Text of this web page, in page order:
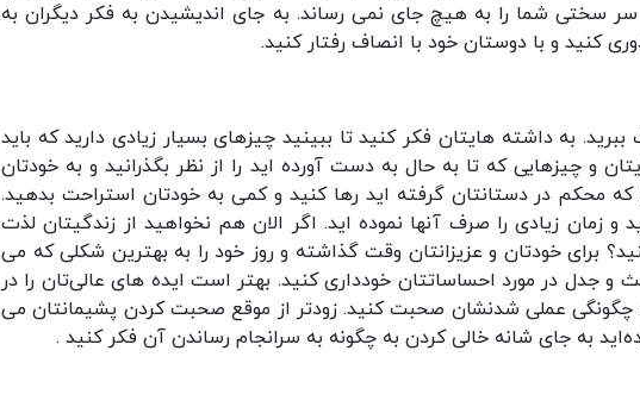
سختی شما را به هیچ جای نمی رساند. به جای اندیشیدن به فکر دیگران به
کنید و با دوستان خود با انصاف رفتار کنید.
به داشته هایتان فکر کنید تا ببینید چیزهای بسیار زیادی دارید که باید
و چیزهایی که تا به حال به دست آورده اید را از نظر بگذرانید و به خودتان
که محکم در دستانتان گرفته اید رها کنید و کمی به خودتان استراحت بدهید.
زمان زیادی را صرف آنها نموده اید. اگر الان هم نخواهید از زندگیتان لذت
برای خودتان و عزیزانتان وقت گذاشته و روز خود را به بهترین شکلی که می
و جدل در مورد احساساتتان خودداری کنید. بهتر است ایده های عالی‌تان را در
چگونگی عملی شدنشان صحبت کنید. زودتر از موقع صحبت کردن پشیمانتان می
به جای شانه خالی کردن به چگونه به سرانجام رساندن آن فکر کنید .